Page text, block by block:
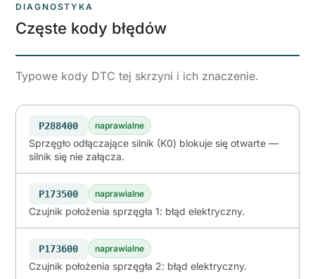
DIAGNOSTYKA
Częste kody błędów
Typowe kody DTC tej skrzyni i ich znaczenie.
P288400
Sprzęgło odłączające silnik (K0) blokuje się otwarte —
silnik się nie załącza.
naprawialne
P173500
Czujnik położenia sprzęgła 1: błąd elektryczny.
naprawialne
P173600
Czujnik położenia sprzęgła 2: błąd elektryczny.
naprawialne